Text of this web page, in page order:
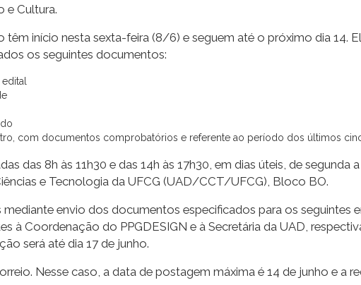
e Cultura.
início nesta sexta-feira (8/6) e seguem até o próximo dia 14.
os seguintes documentos:
com documentos comprobatórios e referente ao período dos últimos
das 8h às 11h30 e das 14h às 17h30, em dias úteis, de segunda
e Tecnologia da UFCG (UAD/CCT/UFCG), Bloco BO.
mediante envio dos documentos especificados para os seguintes
à Coordenação do PPGDESIGN e à Secretária da UAD,
será até dia 17 de junho.
Nesse caso, a data de postagem máxima é 14 de junho e a